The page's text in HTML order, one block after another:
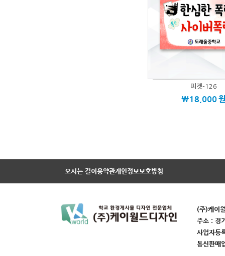
피켓-126
\18,000
오시는 길이용약관개인정보보호방침
(주)케이
주소 : 경
사업자
통신판매